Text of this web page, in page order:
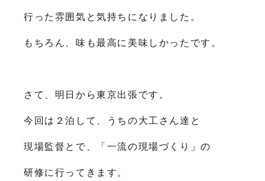
行った雰囲気と気持ちになりました。
もちろん、味も最高に美味しかったです。
さて、明日から東京出張です。
今回は２泊して、うちの大工さん達と
現場監督とで、「一流の現場づくり」の
研修に行ってきます。